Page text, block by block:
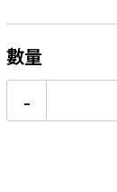
12期 0
更多信用
數量
-